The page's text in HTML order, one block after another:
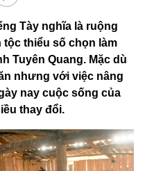
Tày nghĩa là ruộng
thiểu số chọn làm
Tuyên Quang. Mặc dù
nhưng với việc nâng
nay cuộc sống của
thay đổi.